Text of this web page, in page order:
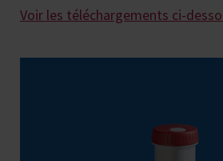
Voir les téléchargements ci-